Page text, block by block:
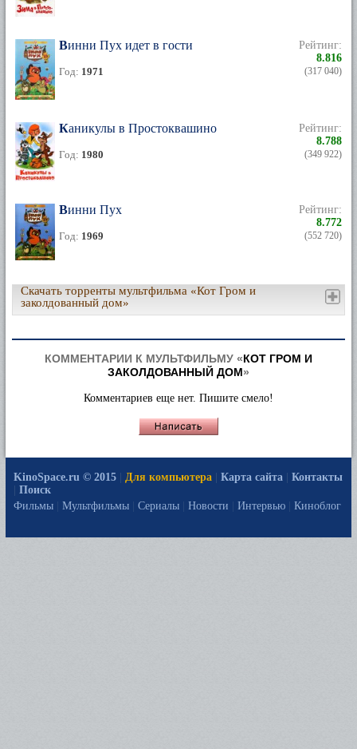
Винни Пух идет в гости
Год: 1971
Рейтинг:
8.816
(317 040)
Каникулы в Простоквашино
Год: 1980
Рейтинг:
8.788
(349 922)
Винни Пух
Год: 1969
Рейтинг:
8.772
(552 720)
Скачать торренты мультфильма «Кот Гром и
заколдованный дом»
КОММЕНТАРИИ К МУЛЬТФИЛЬМУ «КОТ ГРОМ И
ЗАКОЛДОВАННЫЙ ДОМ»
Комментариев еще нет. Пишите смело!
KinoSpace.ru © 2015 Для компьютера Карта сайта
Контакты
Поиск
Фильмы
Мультфильмы Сериалы Новости Интервью Киноблог